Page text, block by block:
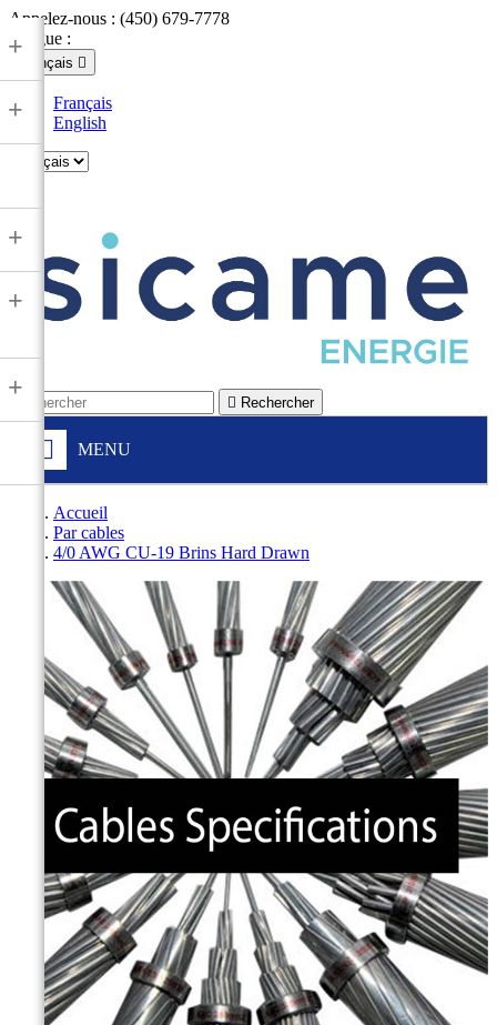
Appelez-nous : (450) 679-7778
Langue :
Français 
Français
English
 Rechercher
MENU
+
+
+
+
+
Accueil
Par cables
4/0 AWG CU-19 Brins Hard Drawn